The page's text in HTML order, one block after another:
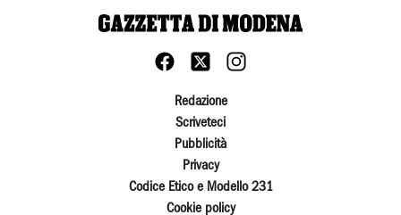
Redazione
Scriveteci
Pubblicità
Privacy
Codice Etico e Modello 231
Cookie policy